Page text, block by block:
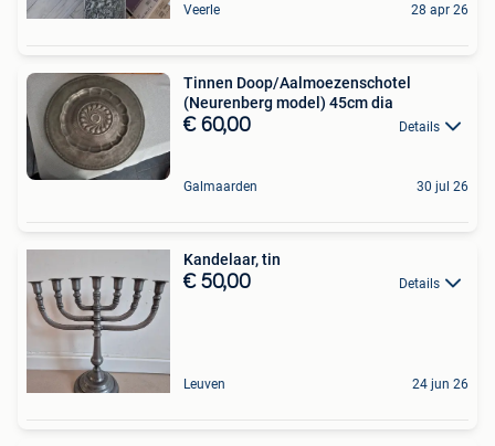
Veerle 28 apr 26
Tinnen Doop/Aalmoezenschotel
(Neurenberg model) 45cm dia
€ 60,00 Details
Galmaarden 30 jul 26
Kandelaar, tin
€ 50,00 Details
Leuven 24 jun 26